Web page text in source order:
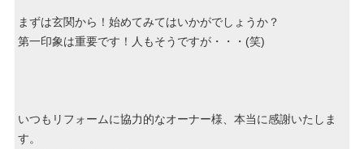
まずは玄関から！始めてみてはいかがでしょうか？
第一印象は重要です！人もそうですが・・・(笑)
いつもリフォームに協力的なオーナー様、本当に感謝いたしま
す。